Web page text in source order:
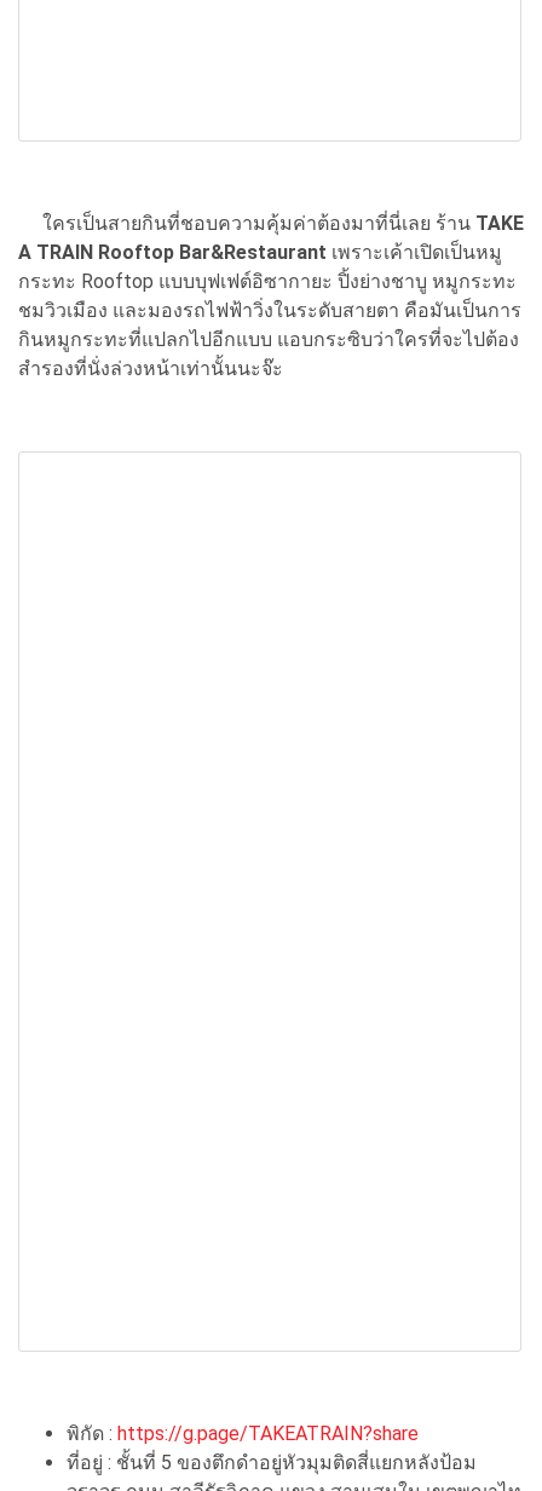
ใครเป็นสายกินที่ชอบความคุ้มค่าต้องมาที่นี่เลย ร้าน TAKE
A TRAIN Rooftop Bar&Restaurant เพราะเค้าเปิดเป็นหมู
กระทะ Rooftop แบบบุฟเฟต์อิซากายะ ปิ้งย่างชาบู หมูกระทะ
ชมวิวเมือง และมองรถไฟฟ้าวิ่งในระดับสายตา คือมันเป็นการ
กินหมูกระทะที่แปลกไปอีกแบบ แอบกระซิบว่าใครที่จะไปต้อง
สำรองที่นั่งล่วงหน้าเท่านั้นนะจ๊ะ
พิกัด : https://g.page/TAKEATRAIN?share
ที่อยู่ : ชั้นที่ 5 ของตึกดำอยู่หัวมุมติดสี่แยกหลังป้อม